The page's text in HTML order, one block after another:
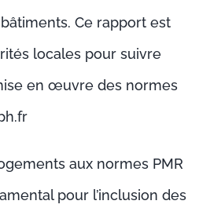
Ce rapport est
locales pour suivre
en œuvre des normes
aux normes PMR
pour l’inclusion des